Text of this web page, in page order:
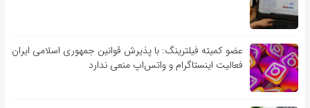
عضو کمیته فیلترینگ: با پذیرش قوانین جمهوری اسلامی ایران
فعالیت اینستاگرام و واتس‌اپ منعی ندارد